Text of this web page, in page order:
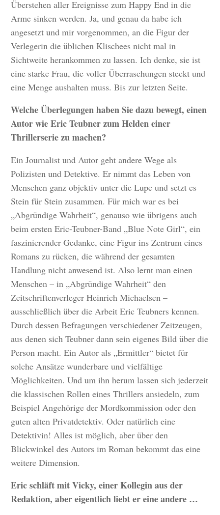
Überstehen aller Ereignisse zum Happy End in die
Arme sinken werden. Ja, und genau da habe ich
angesetzt und mir vorgenommen, an die Figur der
Verlegerin die üblichen Klischees nicht mal in
Sichtweite herankommen zu lassen. Ich denke, sie ist
eine starke Frau, die voller Überraschungen steckt und
eine Menge aushalten muss. Bis zur letzten Seite.
Welche Überlegungen haben Sie dazu bewegt, einen
Autor wie Eric Teubner zum Helden einer
Thrillerserie zu machen?
Ein Journalist und Autor geht andere Wege als
Polizisten und Detektive. Er nimmt das Leben von
Menschen ganz objektiv unter die Lupe und setzt es
Stein für Stein zusammen. Für mich war es bei
„Abgründige Wahrheit“, genauso wie übrigens auch
beim ersten Eric-Teubner-Band „Blue Note Girl“, ein
faszinierender Gedanke, eine Figur ins Zentrum eines
Romans zu rücken, die während der gesamten
Handlung nicht anwesend ist. Also lernt man einen
Menschen – in „Abgründige Wahrheit“ den
Zeitschriftenverleger Heinrich Michaelsen –
ausschließlich über die Arbeit Eric Teubners kennen.
Durch dessen Befragungen verschiedener Zeitzeugen,
aus denen sich Teubner dann sein eigenes Bild über die
Person macht. Ein Autor als „Ermittler“ bietet für
solche Ansätze wunderbare und vielfältige
Möglichkeiten. Und um ihn herum lassen sich jederzeit
die klassischen Rollen eines Thrillers ansiedeln, zum
Beispiel Angehörige der Mordkommission oder den
guten alten Privatdetektiv. Oder natürlich eine
Detektivin! Alles ist möglich, aber über den
Blickwinkel des Autors im Roman bekommt das eine
weitere Dimension.
Eric schläft mit Vicky, einer Kollegin aus der
Redaktion, aber eigentlich liebt er eine andere …